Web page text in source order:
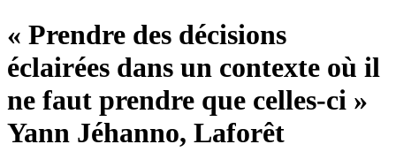
« Prendre des décisions
éclairées dans un contexte où il
ne faut prendre que celles-ci »
Yann Jéhanno, Laforêt